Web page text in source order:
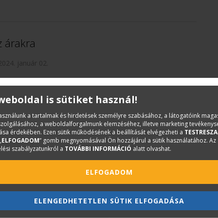
árakra
január 02.
szektorban lévő termékek beszerzési áraira? A
várhatóan jelentős drágulásokat fognak
a dokumentum szkennerek, a
kapható, lakossági felhasználásra készült
is sütiket használ!
a tartalmak és hirdetések személyre szabásához, a látogatóink
a weboldalforgalmunk elemzéséhez, illetve marketing
érdekében. Ezen sütik működésének a beállítását elvégezheti a
ELFOGADOM” gomb megnyomásával Ön hozzájárul a sütik használatához. Az
szabályzatunkról a TOVÁBBI INFORMÁCIÓ alatt olvashat.
ELFOGADOM
ELENGEDHETETLEN SÜTIK ELFOGADÁSA